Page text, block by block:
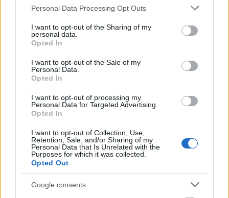
Please note that this website/app uses one or more Google
not limited to your visit or usage behaviour. You may click to
grant or deny consent to Google and its third-party tags to
use your data for below specified purposes in below Google
consent section.
Personal Data Processing Opt Outs
I want to opt-out of the Sharing of my
personal data.
Opted In
I want to opt-out of the Sale of my
Personal Data.
Opted In
I want to opt-out of processing my
Personal Data for Targeted Advertising.
Opted In
I want to opt-out of Collection, Use,
Retention, Sale, and/or Sharing of my
Personal Data that Is Unrelated with the
Purposes for which it was collected.
Opted Out
Google consents